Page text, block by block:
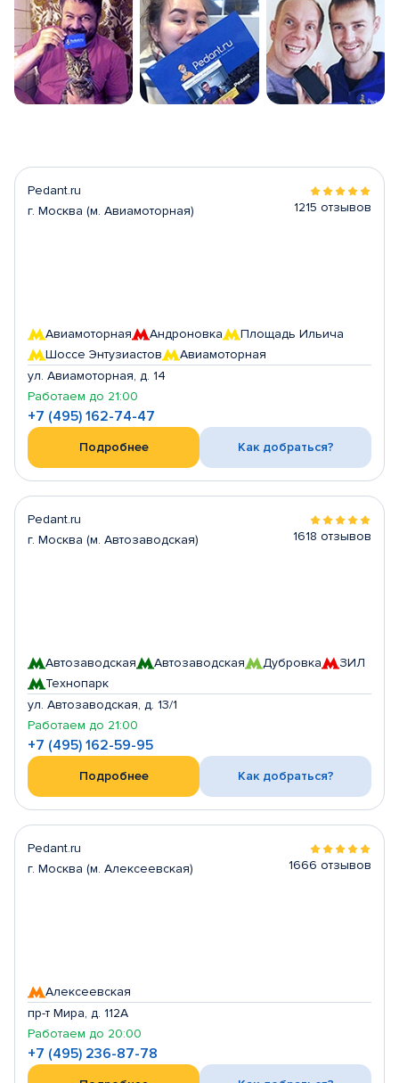
Pedant.ru
г. Москва (м. Авиамоторная)
1215 отзывов
Авиамоторная Андроновка
Площадь Ильича
Шоссе Энтузиастов
Авиамоторная
ул. Авиамоторная, д. 14
Работаем до 21:00
+7 (495) 162-74-47
Подробнее Как добраться?
Pedant.ru
г. Москва (м. Автозаводская)
1618 отзывов
Автозаводская Автозаводская Дубровка
ЗИЛ
Технопарк
ул. Автозаводская, д. 13/1
Работаем до 21:00
+7 (495) 162-59-95
Подробнее Как добраться?
Pedant.ru
г. Москва (м. Алексеевская)
1666 отзывов
Алексеевская
пр-т Мира, д. 112А
Работаем до 20:00
+7 (495) 236-87-78